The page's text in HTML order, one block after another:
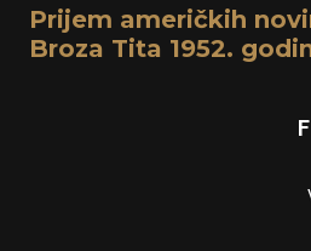
Prijem američkih
Broza Tita 1952.